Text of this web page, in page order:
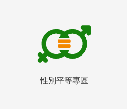
性別平等專區